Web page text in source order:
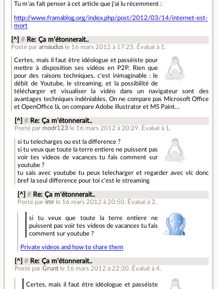
Tu m'as fait penser à cet article que j'ai lu récemment :
http://www.framablog.org/index.php/post/2012/03/14/internet-est-
mort
[^] # Re: Ça m'étonnerait..
Posté pararnaudus le 16 mars 2012 à 17:25. Évalué à 1 .
Certes, mais il faut être idéologue et passéiste pour
mettre à disposition ses vidéos en P2P. Rien que
pour des raisons techniques, c'est inimaginable : le
débit de Youtube, le streaming, et la possibilité de
télécharger et visualiser la vidéo dans un navigateur sont des
avantages techniques indéniables. On ne compare pas Microsoft Office
et OpenOffice là, on compare Adobe illustrator et MS Paint…
[^] # Re: Ça m'étonnerait..
Posté par modr123 le 16 mars 2012 à 20:29. Évalué à 1 .
si tu telecharges ou est la difference ?
si tu veux que toute la terre entiere ne puissent pas
voir tes videos de vacances tu fais comment sur
youtube ?
tu sais avec youtube tu peux telecharger et regarder avec vlc donc
bref la seul difference pour toi c'est le streaming
[^] # Re: Ça m'étonnerait..
Posté par imr le 16 mars 2012 à 20:50. Évalué à 2.
si tu veux que toute la terre entiere ne
puissent pas voir tes videos de vacances tu fais
comment sur youtube ?
Private videos and how to share them
[^] # Re: Ça m'étonnerait..
Posté par Grunt le 16 mars 2012 à 22:30. Évalué à 4.
Certes, mais il faut être idéologue et passéiste